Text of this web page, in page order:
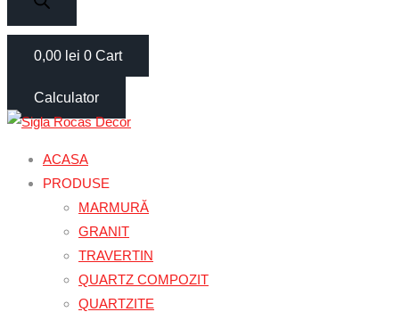
0,00 lei 0 Cart
Calculator
ACASA
PRODUSE
MARMURĂ
GRANIT
TRAVERTIN
QUARTZ COMPOZIT
QUARTZITE